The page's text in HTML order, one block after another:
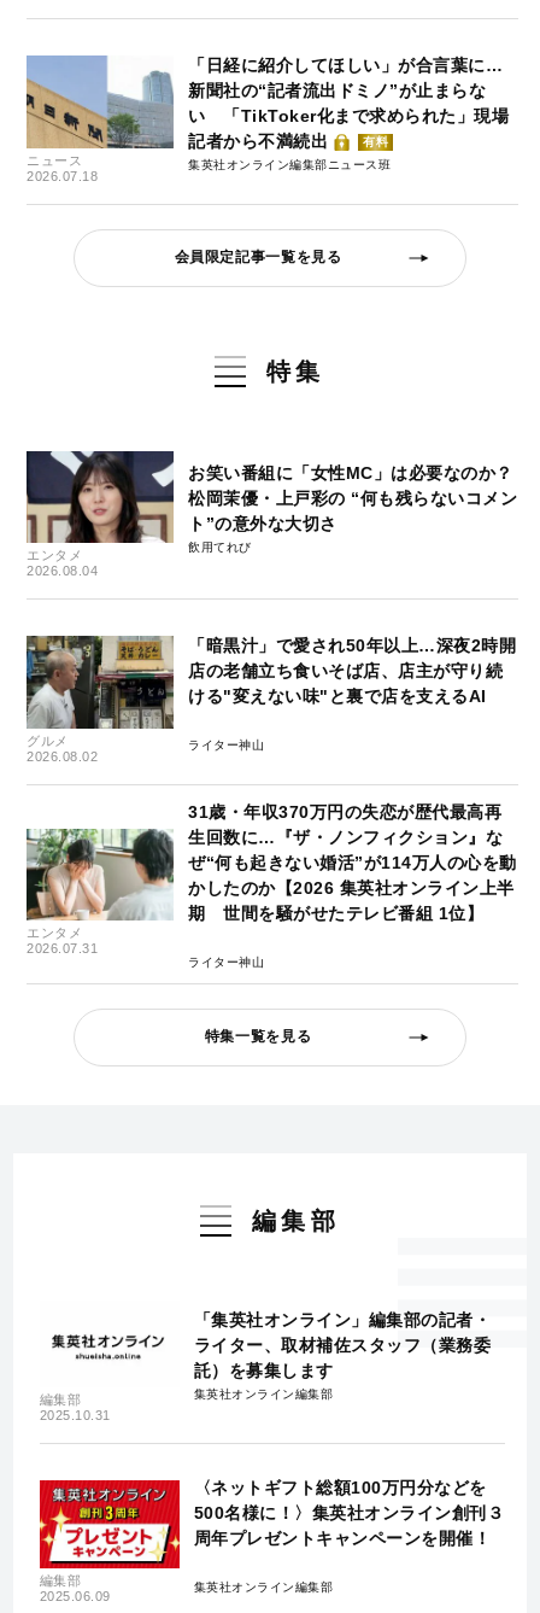
ニュース
2026.07.18
「日経に紹介してほしい」が合言葉に…
新聞社の“記者流出ドミノ”が止まらな
い 「TikToker化まで求められた」現場
記者から不満続出
有料
集英社オンライン編集部ニュース班
会員限定記事一覧を見る
特集
エンタメ
2026.08.04
お笑い番組に「女性MC」は必要なのか？
松岡茉優・上戸彩の “何も残らないコメン
ト”の意外な大切さ
飲用てれび
グルメ
2026.08.02
「暗黒汁」で愛され50年以上…深夜2時開
店の老舗立ち食いそば店、店主が守り続
ける"変えない味"と裏で店を支えるAI
ライター神山
エンタメ
2026.07.31
31歳・年収370万円の失恋が歴代最高再
生回数に…『ザ・ノンフィクション』な
ぜ“何も起きない婚活”が114万人の心を動
かしたのか【2026 集英社オンライン上半
期 世間を騒がせたテレビ番組 1位】
ライター神山
特集一覧を見る
編集部
編集部
2025.10.31
「集英社オンライン」編集部の記者・
ライター、取材補佐スタッフ（業務委
託）を募集します
集英社オンライン編集部
編集部
2025.06.09
〈ネットギフト総額100万円分などを
500名様に！〉集英社オンライン創刊３
周年プレゼントキャンペーンを開催！
集英社オンライン編集部